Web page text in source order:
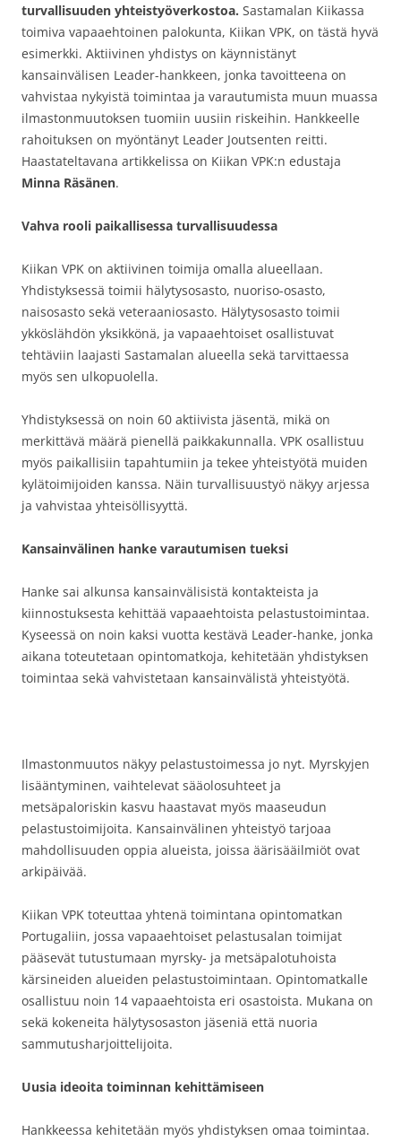
turvallisuuden yhteistyöverkostoa. Sastamalan Kiikassa
toimiva vapaaehtoinen palokunta, Kiikan VPK, on tästä hyvä
esimerkki. Aktiivinen yhdistys on käynnistänyt
kansainvälisen Leader-hankkeen, jonka tavoitteena on
vahvistaa nykyistä toimintaa ja varautumista muun muassa
ilmastonmuutoksen tuomiin uusiin riskeihin. Hankkeelle
rahoituksen on myöntänyt Leader Joutsenten reitti.
Haastateltavana artikkelissa on Kiikan VPK:n edustaja
Minna Räsänen.
Vahva rooli paikallisessa turvallisuudessa
Kiikan VPK on aktiivinen toimija omalla alueellaan.
Yhdistyksessä toimii hälytysosasto, nuoriso-osasto,
naisosasto sekä veteraaniosasto. Hälytysosasto toimii
ykköslähdön yksikkönä, ja vapaaehtoiset osallistuvat
tehtäviin laajasti Sastamalan alueella sekä tarvittaessa
myös sen ulkopuolella.
Yhdistyksessä on noin 60 aktiivista jäsentä, mikä on
merkittävä määrä pienellä paikkakunnalla. VPK osallistuu
myös paikallisiin tapahtumiin ja tekee yhteistyötä muiden
kylätoimijoiden kanssa. Näin turvallisuustyö näkyy arjessa
ja vahvistaa yhteisöllisyyttä.
Kansainvälinen hanke varautumisen tueksi
Hanke sai alkunsa kansainvälisistä kontakteista ja
kiinnostuksesta kehittää vapaaehtoista pelastustoimintaa.
Kyseessä on noin kaksi vuotta kestävä Leader-hanke, jonka
aikana toteutetaan opintomatkoja, kehitetään yhdistyksen
toimintaa sekä vahvistetaan kansainvälistä yhteistyötä.
Ilmastonmuutos näkyy pelastustoimessa jo nyt. Myrskyjen
lisääntyminen, vaihtelevat sääolosuhteet ja
metsäpaloriskin kasvu haastavat myös maaseudun
pelastustoimijoita. Kansainvälinen yhteistyö tarjoaa
mahdollisuuden oppia alueista, joissa äärisääilmiöt ovat
arkipäivää.
Kiikan VPK toteuttaa yhtenä toimintana opintomatkan
Portugaliin, jossa vapaaehtoiset pelastusalan toimijat
pääsevät tutustumaan myrsky- ja metsäpalotuhoista
kärsineiden alueiden pelastustoimintaan. Opintomatkalle
osallistuu noin 14 vapaaehtoista eri osastoista. Mukana on
sekä kokeneita hälytysosaston jäseniä että nuoria
sammutusharjoittelijoita.
Uusia ideoita toiminnan kehittämiseen
Hankkeessa kehitetään myös yhdistyksen omaa toimintaa.